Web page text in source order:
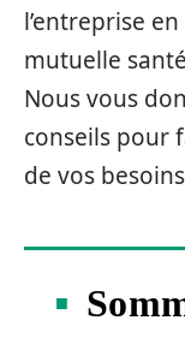
l’entreprise
mutuelle
Nous vous
conseils pour
de vos